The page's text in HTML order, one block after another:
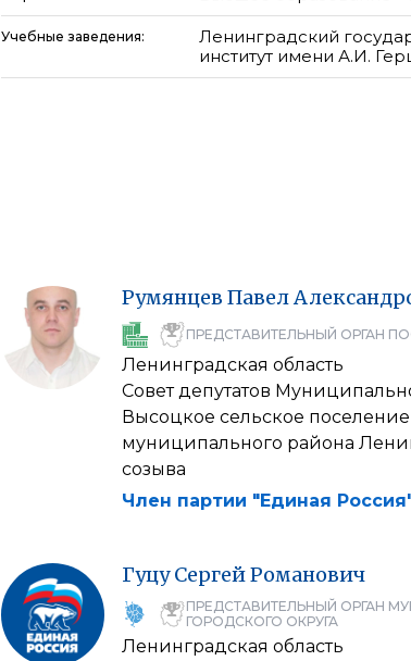
Учебные заведения:
Ленинградский
институт имени А.И.
Румянцев Павел
ПРЕДСТАВИТЕЛЬНЫЙ ОРГАН
Ленинградская область
Совет депутатов
Высоцкое сельское
муниципального района
созыва
Член партии "Единая
Гуцу СергейРоманович
ПРЕДСТАВИТЕЛЬНЫЙ ОРГАН
ГОРОДСКОГО ОКРУГА
Ленинградская область